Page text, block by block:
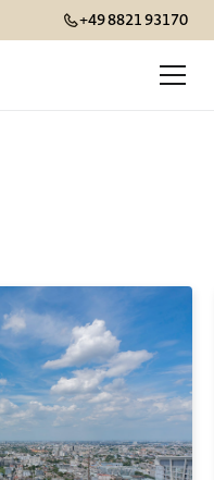
+49 8821 93170